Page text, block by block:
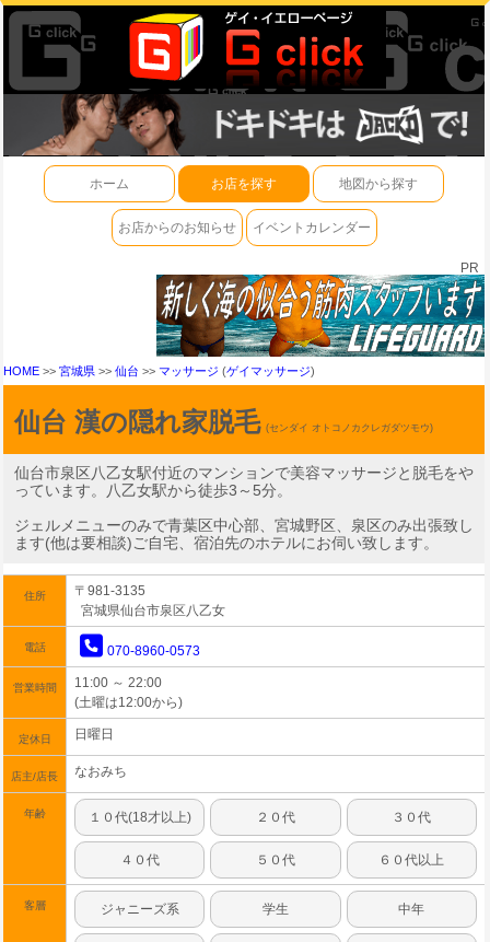
ホーム お店を探す 地図から探す
お店からのお知らせ イベントカレンダー
PR
HOME >> 宮城県 >> 仙台 >> マッサージ (ゲイマッサージ)
仙台 漢の隠れ家脱毛 (センダイ オトコノカクレガダツモウ)
仙台市泉区八乙女駅付近のマンションで美容マッサージと脱毛をや
っています。八乙女駅から徒歩3～5分。
ジェルメニューのみで青葉区中心部、宮城野区、泉区のみ出張致し
ます(他は要相談)ご自宅、宿泊先のホテルにお伺い致します。
住所
〒981-3135
宮城県仙台市泉区八乙女
電話 070-8960-0573
営業時間
11:00 ～ 22:00
(土曜は12:00から)
定休日 日曜日
店主/店長 なおみち
年齢 １０代(18才以上) ２０代 ３０代
４０代 ５０代 ６０代以上
客層 ジャニーズ系 学生 中年